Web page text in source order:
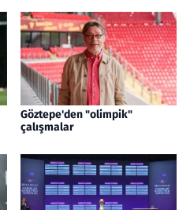
Göztepe'den "olimpik"
çalışmalar